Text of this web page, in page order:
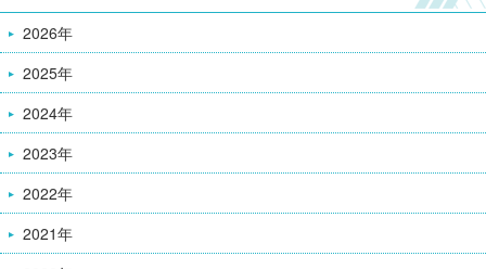
2026年
2025年
2024年
2023年
2022年
2021年